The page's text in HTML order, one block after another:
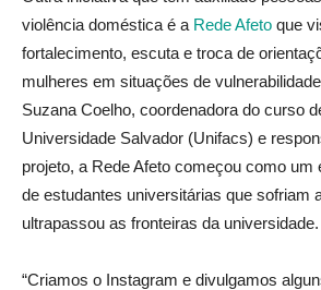
violência doméstica é a Rede Afeto que
fortalecimento, escuta e troca de
mulheres em situações de
Suzana Coelho, coordenadora do curso
Universidade Salvador (Unifacs) e
projeto, a Rede Afeto começou como um
de estudantes universitárias que sofriam
ultrapassou as fronteiras da universidade.
“Criamos o Instagram e divulgamos